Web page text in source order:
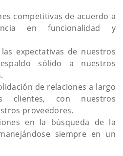
competitivas de acuerdo a
en funcionalidad y
expectativas de nuestros
sólido a nuestros
de relaciones a largo
clientes, con nuestros
proveedores.
en la búsqueda de la
siempre en un